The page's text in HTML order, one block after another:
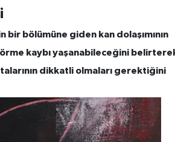
bölümüne giden kan dolaşımının
kaybı yaşanabileceğini
dikkatli olmaları gerektiğini